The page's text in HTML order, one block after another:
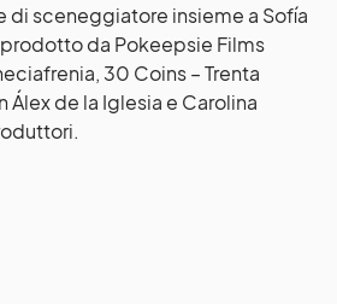
di sceneggiatore insieme a Sofía
da Pokeepsie Films
30 Coins – Trenta
Álex de la Iglesia e Carolina